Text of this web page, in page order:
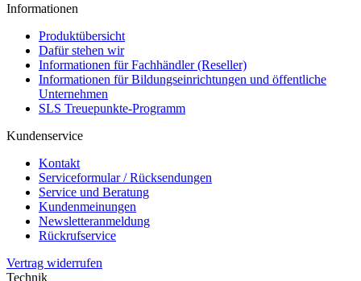
Informationen
Produktübersicht
Dafür stehen wir
Informationen für Fachhändler (Reseller)
Informationen für Bildungseinrichtungen und öffentliche
Unternehmen
SLS Treuepunkte-Programm
Kundenservice
Kontakt
Serviceformular / Rücksendungen
Service und Beratung
Kundenmeinungen
Newsletteranmeldung
Rückrufservice
Vertrag widerrufen
Technik